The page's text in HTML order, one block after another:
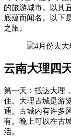
的旅游城市。以其
底蕴而闻名。以下
之旅。
云南大理四
第一天：抵达大理
住。大理古城是游
通。古城内有许多
有。晚上可以在古
活。